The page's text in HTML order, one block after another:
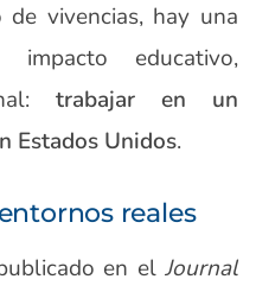
vivencias, hay una
educativo,
trabajar en un
Estados Unidos.
reales
en el Journal